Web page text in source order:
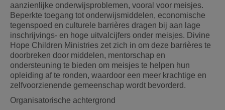
aanzienlijke onderwijsproblemen, vooral voor meisjes.
Beperkte toegang tot onderwijsmiddelen, economische
tegenspoed en culturele barrières dragen bij aan lage
inschrijvings- en hoge uitvalcijfers onder meisjes. Divine
Hope Children Ministries zet zich in om deze barrières te
doorbreken door middelen, mentorschap en
ondersteuning te bieden om meisjes te helpen hun
opleiding af te ronden, waardoor een meer krachtige en
zelfvoorzienende gemeenschap wordt bevorderd.
Organisatorische achtergrond